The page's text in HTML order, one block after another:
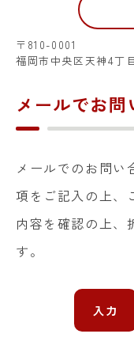
〒810-0001
福岡市中央区天神4
メールでお問
メールでのお問い
項をご記入の上、
内容を確認の上、
す。
入力